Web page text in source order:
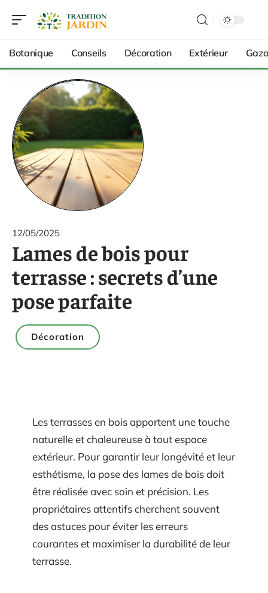
Botanique Conseils Décoration Extérieur
12/05/2025
Lames de bois pour
terrasse : secrets d’une
pose parfaite
Décoration
Les terrasses en bois apportent une touche
naturelle et chaleureuse à tout espace
extérieur. Pour garantir leur longévité et leur
esthétisme, la pose des lames de bois doit
être réalisée avec soin et précision. Les
propriétaires attentifs cherchent souvent
des astuces pour éviter les erreurs
courantes et maximiser la durabilité de leur
terrasse.